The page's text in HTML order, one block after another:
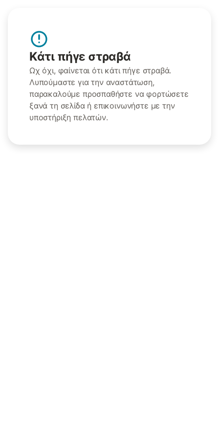
Κάτι πήγε στραβά
Ωχ όχι, φαίνεται ότι κάτι πήγε στραβά.
Λυπούμαστε για την αναστάτωση,
παρακαλούμε προσπαθήστε να φορτώσετε
ξανά τη σελίδα ή επικοινωνήστε με την
υποστήριξη πελατών.